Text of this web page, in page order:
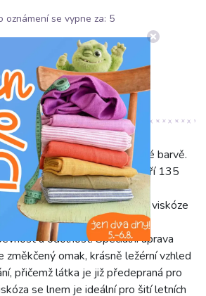
čištění
WASHED v krásné hnědé barvě.
s gramáží 210 g/m2 a šíří 135
% viskózy a 22 % lnu, což jí
z obou vláken. Díky viskóze
a splývavá. Len jí dodává
a odolnost. Speciální úprava
omak, krásně ležérní vzhled
přičemž látka je již předepraná pro
se lnem je ideální pro šití letních
oznámení se vypne za: 5